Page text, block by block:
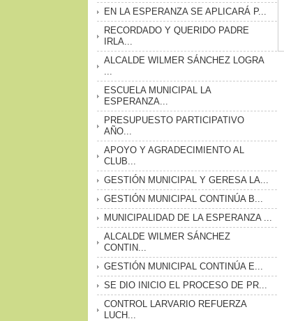
EN LA ESPERANZA SE APLICARÁ P...
RECORDADO Y QUERIDO PADRE
IRLA...
ALCALDE WILMER SÁNCHEZ LOGRA
ESCUELA MUNICIPAL LA
ESPERANZA...
PRESUPUESTO PARTICIPATIVO
AÑO...
APOYO Y AGRADECIMIENTO AL
CLUB...
GESTIÓN MUNICIPAL Y GERESA LA...
GESTIÓN MUNICIPAL CONTINÚA B...
MUNICIPALIDAD DE LA ESPERANZA ...
ALCALDE WILMER SÁNCHEZ
CONTIN...
GESTIÓN MUNICIPAL CONTINÚA E...
SE DIO INICIO EL PROCESO DE PR...
CONTROL LARVARIO REFUERZA
LUCH...